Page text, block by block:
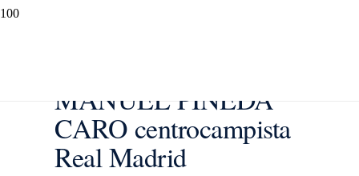
MANUEL PINEDA
CARO centrocampista
Real Madrid